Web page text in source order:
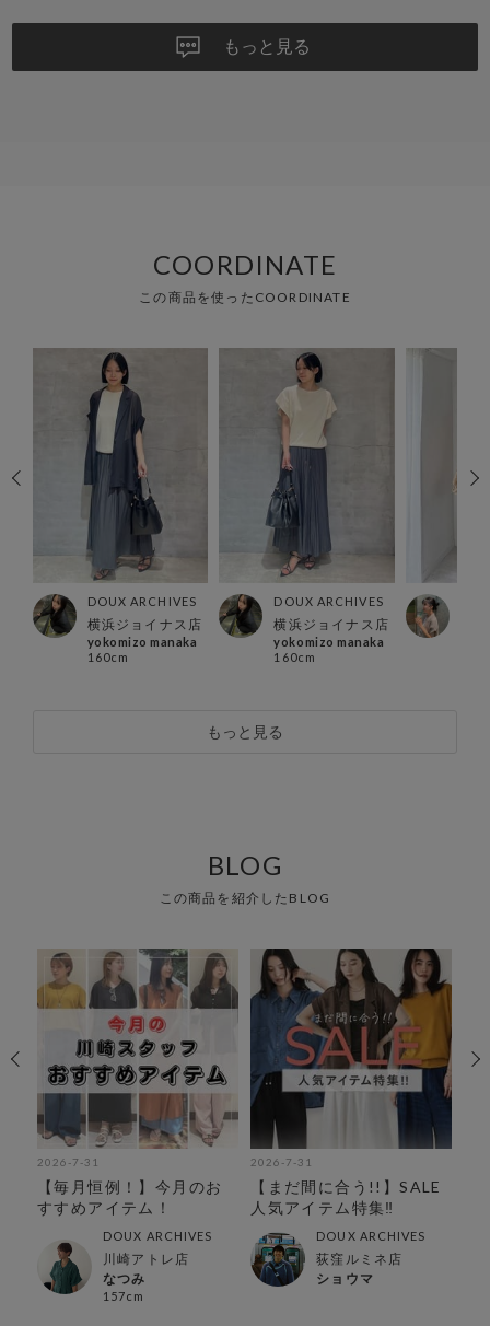
もっと見る
COORDINATE
この商品を使ったCOORDINATE
DOUX ARCHIVES
横浜ジョイナス店
yokomizo manaka
160cm
DOUX ARCHIVES
横浜ジョイナス店
yokomizo manaka
160cm
もっと見る
BLOG
この商品を紹介したBLOG
2026-7-31
【毎月恒例！】今月のお
すすめアイテム！
DOUX ARCHIVES
川崎アトレ店
なつみ
157cm
2026-7-31
【まだ間に合う!!】SALE
人気アイテム特集‼︎
DOUX ARCHIVES
荻窪ルミネ店
ショウマ